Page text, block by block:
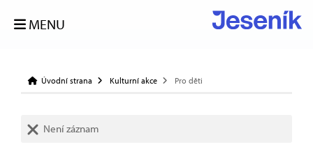
MENU
Úvodní strana Kulturní akce Pro děti
Není záznam